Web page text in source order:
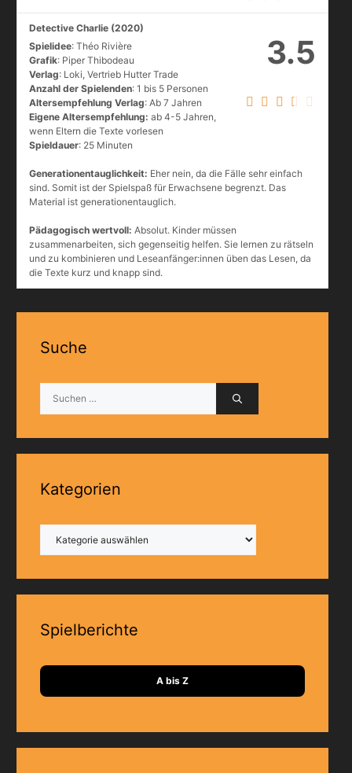
3.5
Detective Charlie (2020)
Spielidee: Théo Rivière
Grafik: Piper Thibodeau
Verlag: Loki, Vertrieb Hutter Trade
Anzahl der Spielenden: 1 bis 5 Personen
Altersempfehlung Verlag: Ab 7 Jahren
Eigene Altersempfehlung: ab 4-5 Jahren,
wenn Eltern die Texte vorlesen
Spieldauer: 25 Minuten
Generationentauglichkeit: Eher nein, da die Fälle sehr einfach
sind. Somit ist der Spielspaß für Erwachsene begrenzt. Das
Material ist generationentauglich.
Pädagogisch wertvoll: Absolut. Kinder müssen
zusammenarbeiten, sich gegenseitig helfen. Sie lernen zu rätseln
und zu kombinieren und Leseanfänger:innen üben das Lesen, da
die Texte kurz und knapp sind.
Suche
nach:
Kategorien
Spielberichte
A bis Z